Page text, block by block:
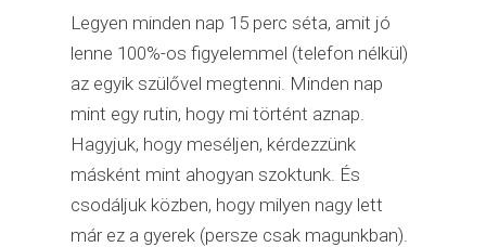
Legyen minden nap 15 perc séta, amit jó
lenne 100%-os figyelemmel (telefon nélkül)
az egyik szülővel megtenni. Minden nap
mint egy rutin, hogy mi történt aznap.
Hagyjuk, hogy meséljen, kérdezzünk
másként mint ahogyan szoktunk. És
csodáljuk közben, hogy milyen nagy lett
már ez a gyerek (persze csak magunkban).